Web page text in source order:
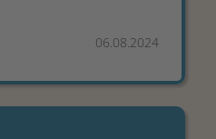
06.08.2024